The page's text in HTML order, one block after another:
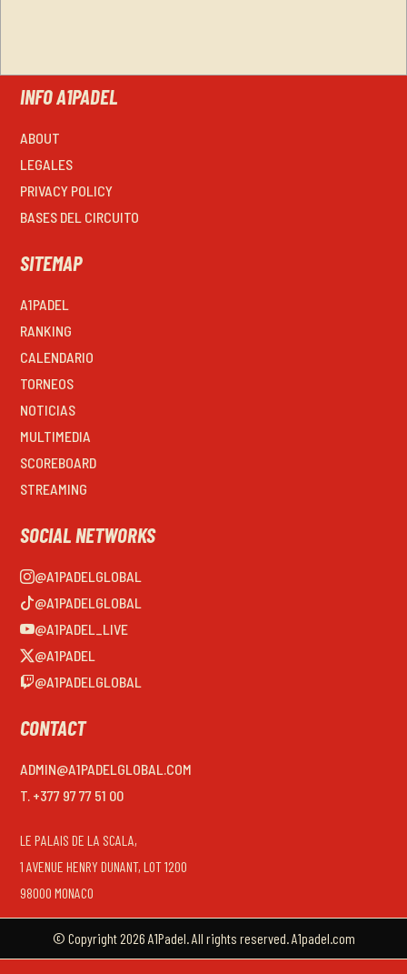
INFO A1PADEL
ABOUT
LEGALES
PRIVACY POLICY
BASES DEL CIRCUITO
SITEMAP
A1PADEL
RANKING
CALENDARIO
TORNEOS
NOTICIAS
MULTIMEDIA
SCOREBOARD
STREAMING
SOCIAL NETWORKS
@A1PADELGLOBAL
@A1PADELGLOBAL
@A1PADEL_LIVE
@A1PADEL
@A1PADELGLOBAL
CONTACT
ADMIN@A1PADELGLOBAL.COM
T. +377 97 77 51 00
LE PALAIS DE LA SCALA,
1 AVENUE HENRY DUNANT, LOT 1200
98000 MONACO
© Copyright 2026 A1Padel. All rights reserved. A1padel.com